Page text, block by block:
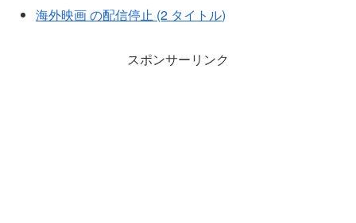
海外映画 の配信停止 (2 タイトル)
スポンサーリンク